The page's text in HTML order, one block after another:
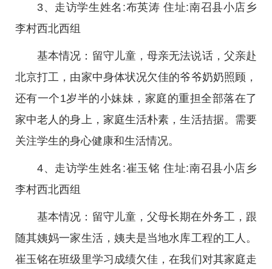
3、走访学生姓名:布英涛 住址:南召县小店乡
李村西北西组
基本情况：留守儿童，母亲无法说话，父亲赴
北京打工，由家中身体状况欠佳的爷爷奶奶照顾，
还有一个1岁半的小妹妹，家庭的重担全部落在了
家中老人的身上，家庭生活朴素，生活拮据。需要
关注学生的身心健康和生活情况。
4、走访学生姓名:崔玉铭 住址:南召县小店乡
李村西北西组
基本情况：留守儿童，父母长期在外务工，跟
随其姨妈一家生活，姨夫是当地水库工程的工人。
崔玉铭在班级里学习成绩欠佳，在我们对其家庭走